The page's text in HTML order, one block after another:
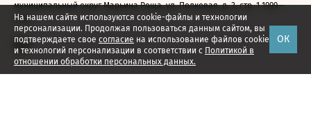
На нашем сайте используются cookie-файлы и технологии
персонализации. Продолжая пользоваться данным сайтом, вы
подтверждаете свое согласие на использование файлов cookie
и технологий персонализации в соответствии с Политикой в
отношении обработки персональных данных.
ОК
муниципальный округ Марьина Роща, ул. Полковая, д. 3, стр. 1 1999—
2026